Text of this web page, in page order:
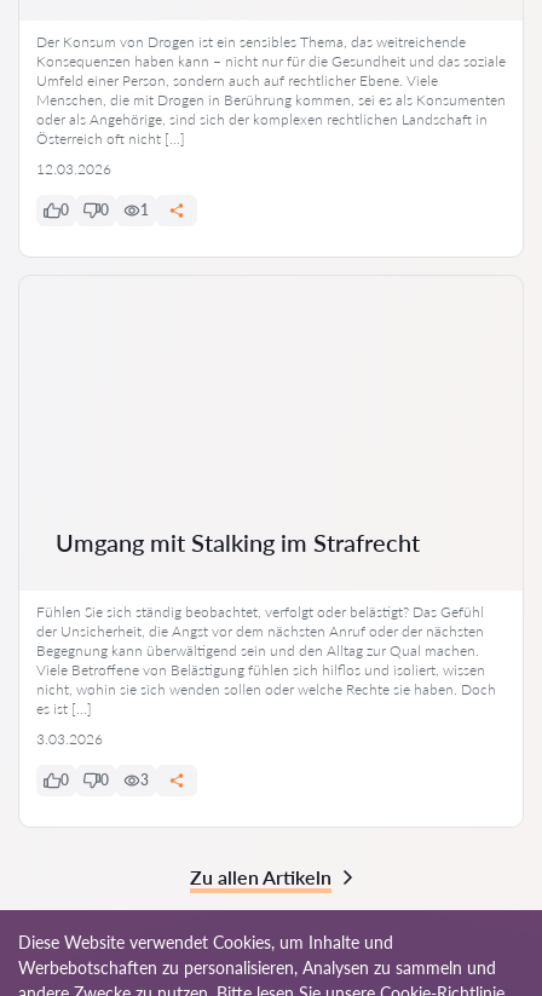
Der Konsum von Drogen ist ein sensibles Thema, das weitreichende
Konsequenzen haben kann – nicht nur für die Gesundheit und das soziale
Umfeld einer Person, sondern auch auf rechtlicher Ebene. Viele
Menschen, die mit Drogen in Berührung kommen, sei es als Konsumenten
oder als Angehörige, sind sich der komplexen rechtlichen Landschaft in
Österreich oft nicht […]
12.03.2026
0 0 1
Umgang mit Stalking im Strafrecht
Fühlen Sie sich ständig beobachtet, verfolgt oder belästigt? Das Gefühl
der Unsicherheit, die Angst vor dem nächsten Anruf oder der nächsten
Begegnung kann überwältigend sein und den Alltag zur Qual machen.
Viele Betroffene von Belästigung fühlen sich hilflos und isoliert, wissen
nicht, wohin sie sich wenden sollen oder welche Rechte sie haben. Doch
es ist […]
3.03.2026
0 0 3
Zu allen Artikeln
Diese Website verwendet Cookies, um Inhalte und
Werbebotschaften zu personalisieren, Analysen zu sammeln und